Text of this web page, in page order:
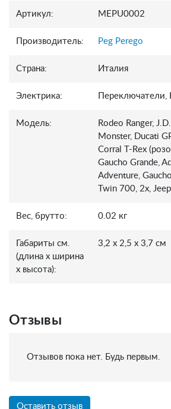
Артикул: MEPU0002
Производитель: Peg Perego
Страна: Италия
Электрика: Переключатели,
Модель:
Rodeo Ranger,
Monster, Ducati
Corral T-Rex
Gaucho Grande,
Adventure,
Twin 700, 2x,
Вес, брутто: 0.02 кг
Габариты см.
(длина x ширина
x высота):
3,2 x 2,5 x 3,7 см
Отзывы
Отзывов пока нет. Будь первым.
Оставить отзыв